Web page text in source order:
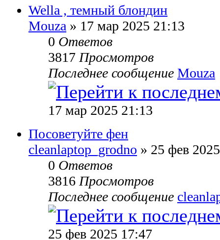
Wella , темный блондин
Mouza » 17 мар 2025 21:13
0 Ответов
3817Просмотров
Последнее сообщение Mouza
17 мар 2025 21:13
Посоветуйте фен
cleanlaptop_grodno » 25 фев
0 Ответов
3816Просмотров
Последнее сообщение
25 фев 2025 17:47